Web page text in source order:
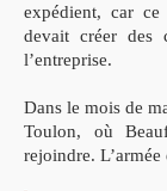
expédient, car ce
devait créer des
l’entreprise.
Dans le mois de
Toulon, où
rejoindre.